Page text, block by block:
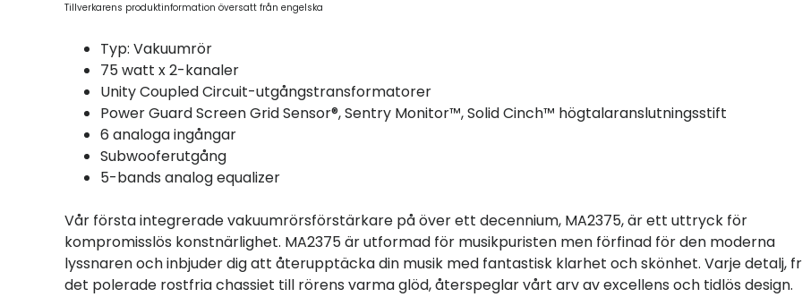
Tillverkarens produktinformation översatt från engelska
Typ: Vakuumrör
75 watt x 2-kanaler
Unity Coupled Circuit-utgångstransformatorer
Power Guard Screen Grid Sensor®, Sentry Monitor™, Solid Cinch™ högtalaranslutningsstift
6 analoga ingångar
Subwooferutgång
5-bands analog equalizer
Vår första integrerade vakuumrörsförstärkare på över ett decennium, MA2375, är ett uttryck för
kompromisslös konstnärlighet. MA2375 är utformad för musikpuristen men förfinad för den moderna
lyssnaren och inbjuder dig att återupptäcka din musik med fantastisk klarhet och skönhet. Varje detalj,
det polerade rostfria chassiet till rörens varma glöd, återspeglar vårt arv av excellens och tidlös design.